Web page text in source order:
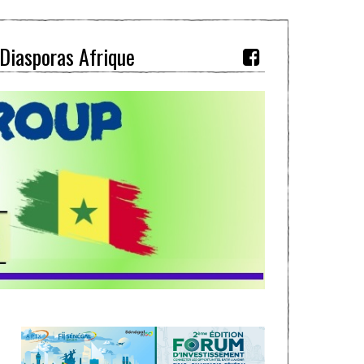
Diasporas Afrique